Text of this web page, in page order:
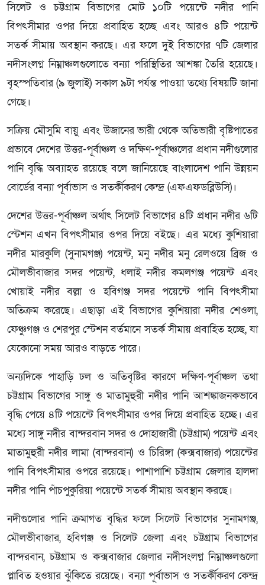
সিলেট ও চট্টগ্রাম বিভাগের মোট ১০টি পয়েন্টে নদীর পানি
বিপৎসীমার ওপর দিয়ে প্রবাহিত হচ্ছে এবং আরও ৪টি পয়েন্ট
সতর্ক সীমায় অবস্থান করছে। এর ফলে দুই বিভাগের ৭টি জেলার
নদীসংলগ্ন নিম্নাঞ্চলগুলোতে বন্যা পরিস্থিতির আশঙ্কা তৈরি হয়েছে।
বৃহস্পতিবার (৯ জুলাই) সকাল ৯টা পর্যন্ত পাওয়া তথ্যে বিষয়টি জানা
গেছে।
সক্রিয় মৌসুমি বায়ু এবং উজানের ভারী থেকে অতিভারী বৃষ্টিপাতের
প্রভাবে দেশের উত্তর-পূর্বাঞ্চল ও দক্ষিণ-পূর্বাঞ্চলের প্রধান নদীগুলোর
পানি বৃদ্ধি অব্যাহত রয়েছে বলে জানিয়েছে বাংলাদেশ পানি উন্নয়ন
বোর্ডের বন্যা পূর্বাভাস ও সতর্কীকরণ কেন্দ্র (এফএফডব্লিউসি)।
দেশের উত্তর-পূর্বাঞ্চল অর্থাৎ সিলেট বিভাগের ৪টি প্রধান নদীর ৬টি
স্টেশন এখন বিপৎসীমার ওপর দিয়ে বইছে। এর মধ্যে কুশিয়ারা
নদীর মারকুলি (সুনামগঞ্জ) পয়েন্ট, মনু নদীর মনু রেলওয়ে ব্রিজ ও
মৌলভীবাজার সদর পয়েন্ট, ধলাই নদীর কমলগঞ্জ পয়েন্ট এবং
খোয়াই নদীর বল্লা ও হবিগঞ্জ সদর পয়েন্টে পানি বিপৎসীমা
অতিক্রম করেছে। এছাড়া এই বিভাগের কুশিয়ারা নদীর শেওলা,
ফেঞ্চুগঞ্জ ও শেরপুর স্টেশন বর্তমানে সতর্ক সীমায় প্রবাহিত হচ্ছে, যা
যেকোনো সময় আরও বাড়তে পারে।
অন্যদিকে পাহাড়ি ঢল ও অতিবৃষ্টির কারণে দক্ষিণ-পূর্বাঞ্চল তথা
চট্টগ্রাম বিভাগের সাঙ্গু ও মাতামুহুরী নদীর পানি আশঙ্কাজনকভাবে
বৃদ্ধি পেয়ে ৪টি পয়েন্টে বিপৎসীমার ওপর দিয়ে প্রবাহিত হচ্ছে। এর
মধ্যে সাঙ্গু নদীর বান্দরবান সদর ও দোহাজারী (চট্টগ্রাম) পয়েন্ট এবং
মাতামুহুরী নদীর লামা (বান্দরবান) ও চিরিঙ্গা (কক্সবাজার) পয়েন্টের
পানি বিপৎসীমার ওপরে রয়েছে। পাশাপাশি চট্টগ্রাম জেলার হালদা
নদীর পানি পাঁচপুকুরিয়া পয়েন্টে সতর্ক সীমায় অবস্থান করছে।
নদীগুলোর পানি ক্রমাগত বৃদ্ধির ফলে সিলেট বিভাগের সুনামগঞ্জ,
মৌলভীবাজার, হবিগঞ্জ ও সিলেট জেলা এবং চট্টগ্রাম বিভাগের
বান্দরবান, চট্টগ্রাম ও কক্সবাজার জেলার নদীসংলগ্ন নিম্নাঞ্চলগুলো
প্লাবিত হওয়ার ঝুঁকিতে রয়েছে। বন্যা পূর্বাভাস ও সতর্কীকরণ কেন্দ্র